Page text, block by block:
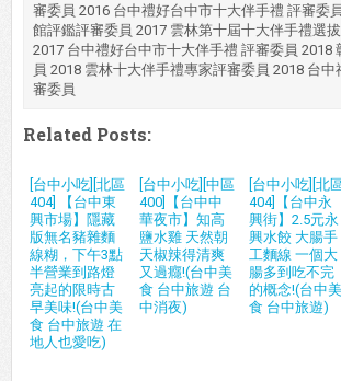
審委員 2016 台中禮好台中市十大伴手禮 評審委
館評鑑評審委員 2017 雲林第十屆十大伴手禮選
2017 台中禮好台中市十大伴手禮 評審委員 2018
員 2018 雲林十大伴手禮專家評審委員 2018 台
審委員
Related Posts:
[台中小吃][北區
404] 【台中東
興市場】隱藏
版無名豬雜麵
線糊，下午3點
半營業到路燈
亮起的限時古
早美味!(台中美
食 台中旅遊 在
地人也愛吃)
[台中小吃][中區
400]【台中中
華夜市】知高
鹽水雞 天然朝
天椒辣得清爽
又過癮!(台中美
食 台中旅遊 台
中消夜)
[台中小吃][北
404]【台中永
興街】2.5元永
興水餃 大腸手
工麵線 一個大
腸多到吃不完
的概念!(台中美
食 台中旅遊)